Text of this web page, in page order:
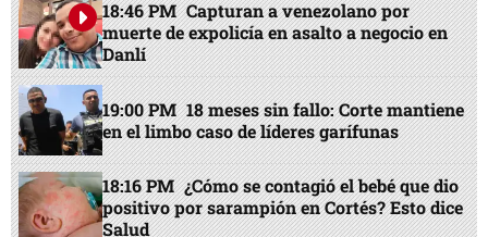
18:46 PM Capturan a venezolano por
muerte de expolicía en asalto a negocio en
Danlí
19:00 PM 18 meses sin fallo: Corte mantiene
en el limbo caso de líderes garífunas
18:16 PM ¿Cómo se contagió el bebé que dio
positivo por sarampión en Cortés? Esto dice
Salud